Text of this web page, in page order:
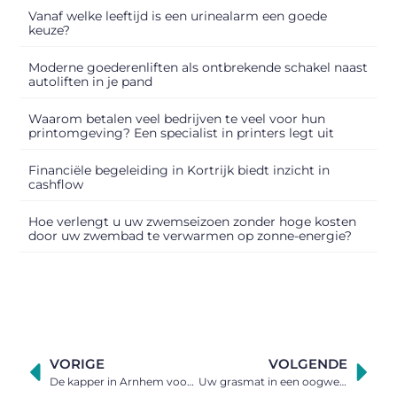
Vanaf welke leeftijd is een urinealarm een goede
keuze?
Moderne goederenliften als ontbrekende schakel naast
autoliften in je pand
Waarom betalen veel bedrijven te veel voor hun
printomgeving? Een specialist in printers legt uit
Financiële begeleiding in Kortrijk biedt inzicht in
cashflow
Hoe verlengt u uw zwemseizoen zonder hoge kosten
door uw zwembad te verwarmen op zonne-energie?
VORIGE
De kapper in Arnhem voor hem en haar
VOLGENDE
Uw grasmat in een oogwenk gemaaid met een John Deere zitmaaier